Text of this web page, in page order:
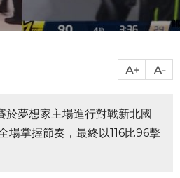
於夢想家主場進行對戰新北國
場掌握節奏，最終以116比96擊